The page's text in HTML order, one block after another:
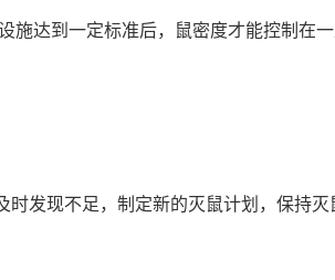
达到一定标准后，鼠密度才能控制在
发现不足，制定新的灭鼠计划，保持灭